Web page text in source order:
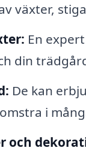
växter,
En
din
De kan
i
och